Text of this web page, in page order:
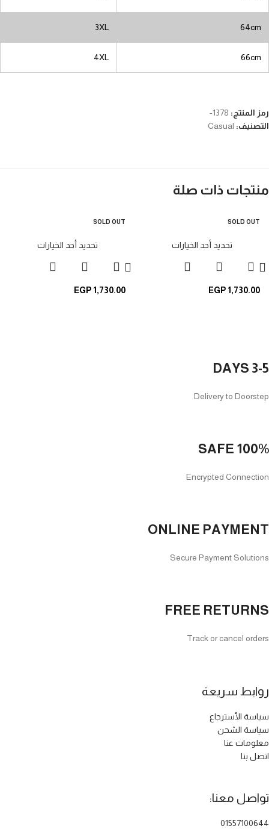
64cm
3XL
66cm
4XL
رمز المنتج: 1378-
التصنيف: Casual
منتجات ذات صلة
SOLD OUT
تحديد أحد الخيارات
EGP1,730.00
SOLD OUT
تحديد أحد الخيارات
EGP1,730.00
FREE RETURNS
Track or cancel orders
ONLINE PAYMENT
Secure Payment Solutions
100% SAFE
Encrypted Connection
3-5 DAYS
Delivery to Doorstep
روابط سريعة
سياسة الأسترجاع
سياسة الشحن
معلومات عنا
اتصل بنا
تواصل معنا:
01557100644